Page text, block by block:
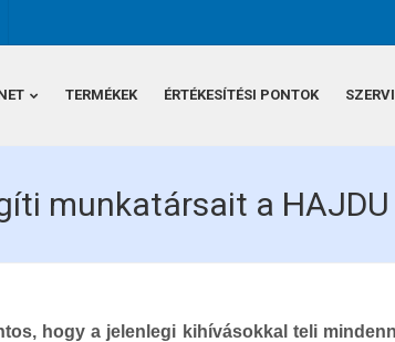
TERMÉKEK ÉRTÉKESÍTÉSI PONTOK
munkatársait a HAJDU
hogy a jelenlegi kihívásokkal teli